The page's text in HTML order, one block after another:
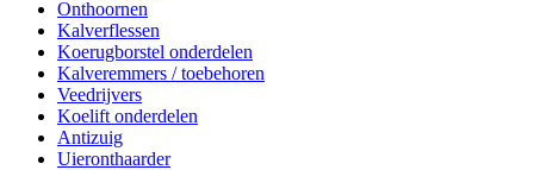
Onthoornen
Kalverflessen
Koerugborstel onderdelen
Kalveremmers / toebehoren
Veedrijvers
Koelift onderdelen
Antizuig
Uieronthaarder